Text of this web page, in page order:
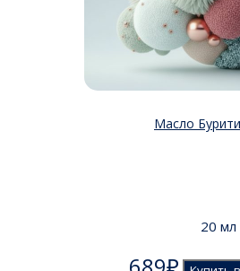
Масло
20 мл